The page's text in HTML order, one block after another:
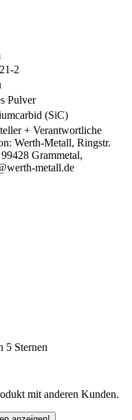
2
Pulver
(SiC)
+ Verantwortliche
Werth-Metall, Ringstr.
Grammetal,
metall.de
5 Sternen
mit anderen Kunden.